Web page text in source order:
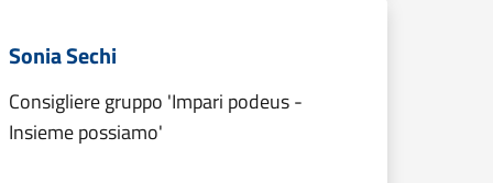
Sonia Sechi
Consigliere gruppo 'Impari podeus -
Insieme possiamo'